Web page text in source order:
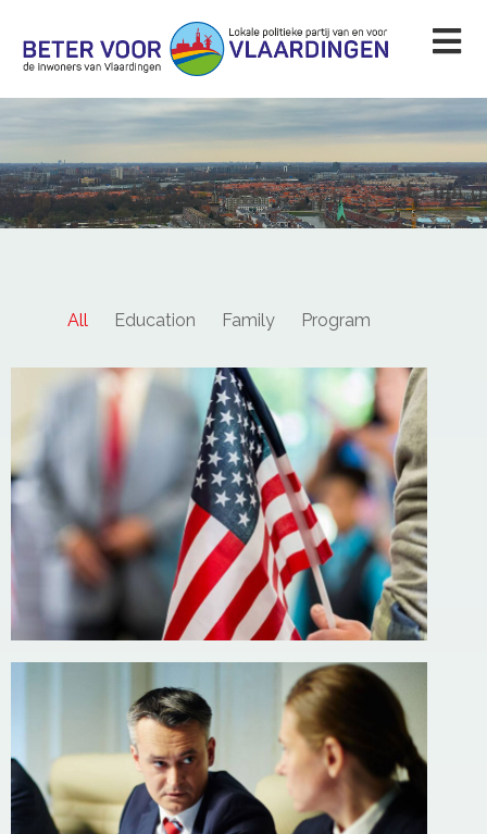
All Education Family Program